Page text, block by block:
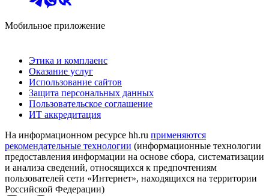
Мобильное приложение
Этика и комплаенс
Оказание услуг
Использование сайтов
Защита персональных данных
Пользовательское соглашение
ИТ аккредитация
На информационном ресурсе hh.ru применяются
рекомендательные технологии (информационные технологии
предоставления информации на основе сбора, систематизации
и анализа сведений, относящихся к предпочтениям
пользователей сети «Интернет», находящихся на территории
Российской Федерации)